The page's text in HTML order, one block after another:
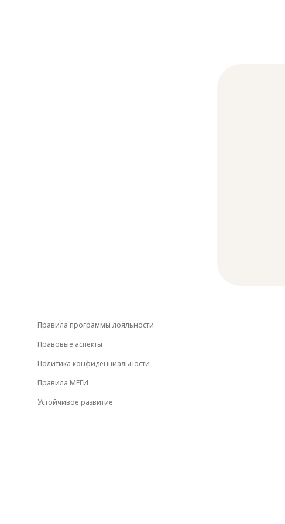
Правила программы лояльности
Правовые аспекты
Политика конфиденциальности
Правила МЕГИ
Устойчивое развитие